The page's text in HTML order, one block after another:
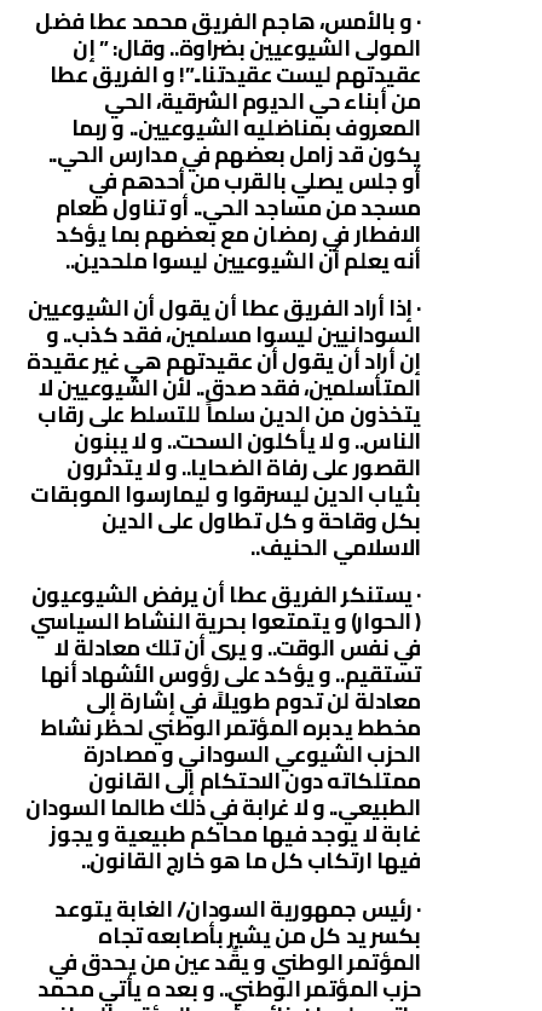
· و بالأمس، هاجم الفريق محمد عطا فضل
المولى الشيوعيين بضراوة.. وقال: ” إن
عقيدتهم ليست عقيدتنا..”! و الفريق عطا
من أبناء حي الديوم الشرقية، الحي
المعروف بمناضليه الشيوعيين.. و ربما
يكون قد زامل بعضهم في مدارس الحي..
أو جلس يصلي بالقرب من أحدهم في
مسجد من مساجد الحي.. أو تناول طعام
الافطار في رمضان مع بعضهم بما يؤكد
أنه يعلم أن الشيوعيين ليسوا ملحدين..
· إذا أراد الفريق عطا أن يقول أن الشيوعيين
السودانيين ليسوا مسلمين، فقد كذب.. و
إن أراد أن يقول أن عقيدتهم هي غير عقيدة
المتأسلمين، فقد صدق.. لأن الشيوعيين لا
يتخذون من الدين سلماً للتسلط على رقاب
الناس.. و لا يأكلون السحت.. و لا يبنون
القصور على رفاة الضحايا.. و لا يتدثرون
بثياب الدين ليسرقوا و ليمارسوا الموبقات
بكل وقاحة و كل تطاول على الدين
الاسلامي الحنيف..
· يستنكر الفريق عطا أن يرفض الشيوعيون
( الحوار) و يتمتعوا بحرية النشاط السياسي
في نفس الوقت.. و يرى أن تلك معادلة لا
تستقيم.. و يؤكد على رؤوس الأشهاد أنها
معادلة لن تدوم طويلاً، في إشارة إلى
مخطط يدبره المؤتمر الوطني لحظر نشاط
الحزب الشيوعي السوداني و مصادرة
ممتلكاته دون الاحتكام إلى القانون
الطبيعي.. و لا غرابة في ذلك طالما السودان
غابة لا يوجد فيها محاكم طبيعية و يجوز
فيها ارتكاب كل ما هو خارج القانون..
· رئيس جمهورية السودان/ الغابة يتوعد
بكسر يد كل من يشير بأصابعه تجاه
المؤتمر الوطني و يقِّد عين من يحدق في
حزب المؤتمر الوطني.. و بعد ه يأتي محمد